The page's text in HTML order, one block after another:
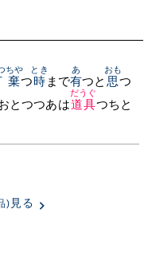
棄
ちや
つ時
とき
まで有
あ
つと 思
おも
つ
とつつあは道具
だうぐ
つちと
) 見る